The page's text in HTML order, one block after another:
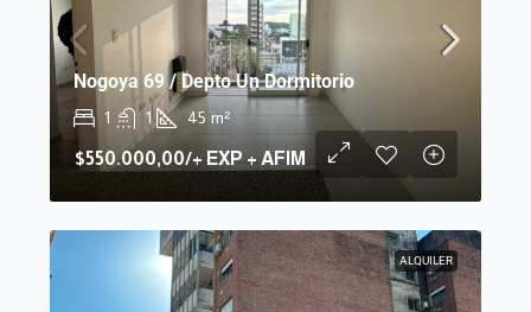
Nogoya 69 / Depto Un Dormitorio
1 1 45 m²
$550.000,00/+ EXP + AFIM
ALQUILER